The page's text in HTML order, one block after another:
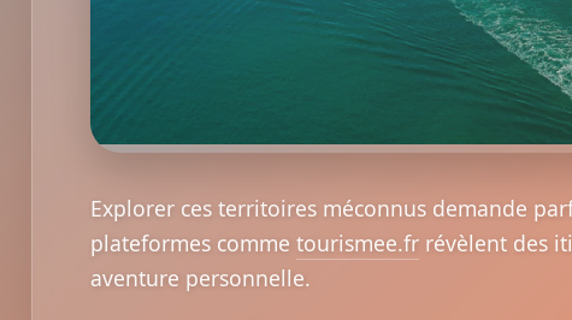
Explorer ces territoires méconnus demande
plateformes comme tourismee.fr révèlent des
aventure personnelle.